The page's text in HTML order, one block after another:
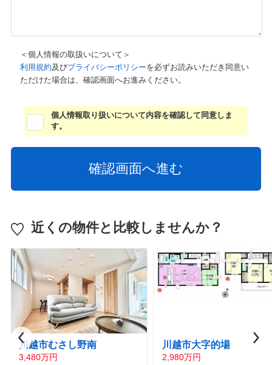
＜個人情報の取扱いについて＞
利用規約及びプライバシーポリシーを必ずお読みいただき同意い
ただけた場合は、確認画面へお進みください。
個人情報取り扱いについて内容を確認して同意しま
す。
近くの物件と比較しませんか？
川越市むさし野南
3,480万円
川越市大字的場
2,980万円